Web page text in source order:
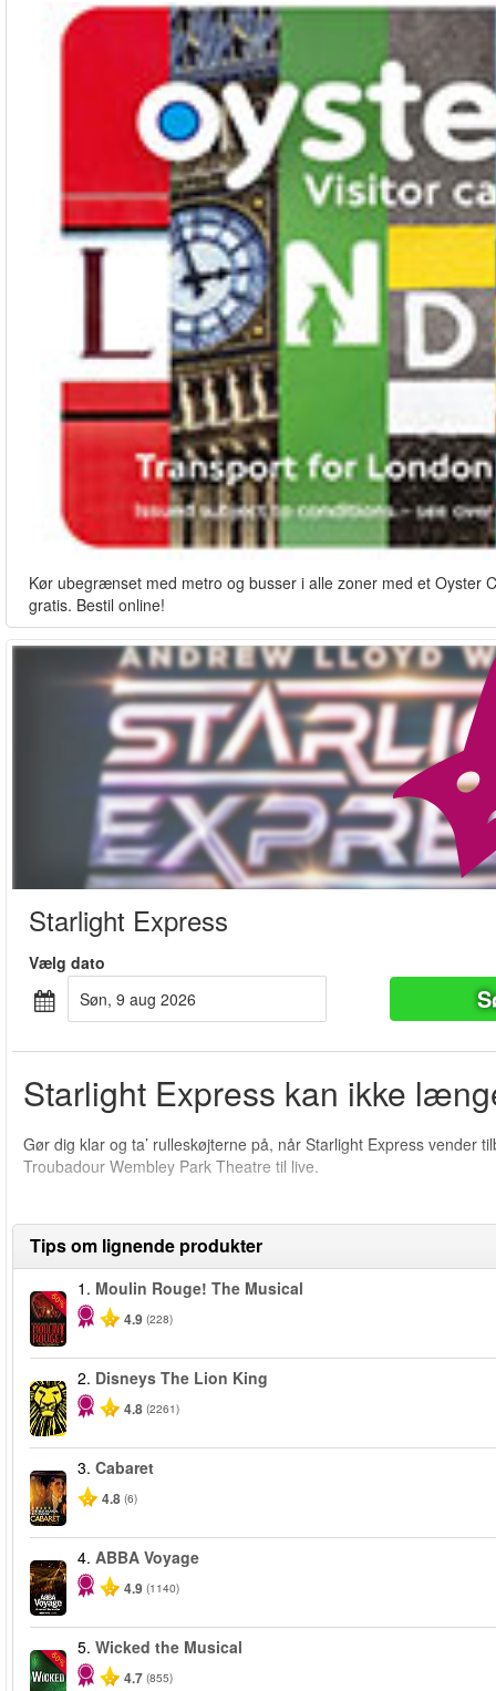
Kør ubegrænset med metro og busser i alle zoner med et Oyster
gratis. Bestil online!
Starlight Express
Vælg dato
søn, 9 aug 2026
Starlight Express kan ikke
Gør dig klar og ta’ rulleskøjterne på, når Starlight Express vender
Troubadour Wembley Park Theatre til live.
Tips om lignende produkter
-50%
1. Moulin Rouge! The Musical
4.9 (228)
2. Disneys The Lion King
4.8 (2261)
3. Cabaret
4.8 (6)
4. ABBA Voyage
4.9 (1140)
-50%
5. Wicked the Musical
4.7 (855)